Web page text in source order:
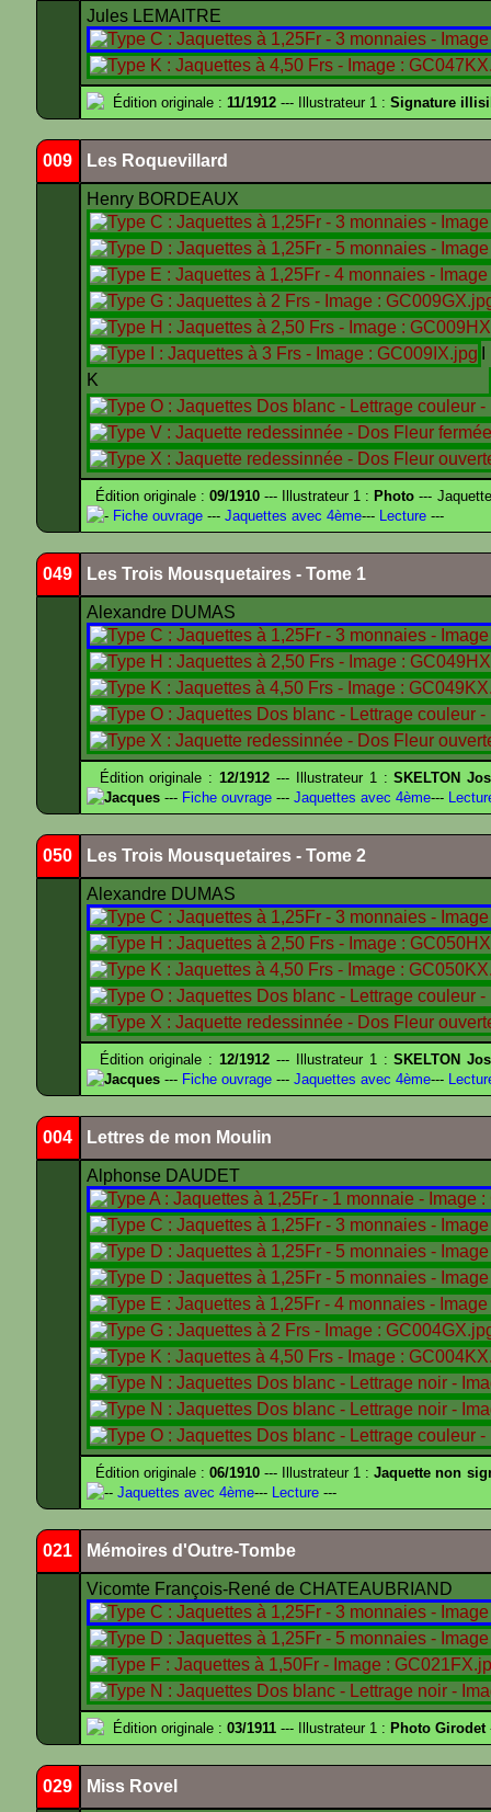
Jules LEMAITRE
Édition originale : 11/1912 --- Illustrateur 1 : Signature
009 Les Roquevillard
Henry BORDEAUX
K
Édition originale :09/1910 --- Illustrateur 1 : Photo ---
- Fiche ouvrage --- Jaquettes avec 4ème--- Lecture ---
049 Les Trois Mousquetaires - Tome 1
Alexandre DUMAS
Édition originale :12/1912 --- Illustrateur 1 :SKELTON
Jacques --- Fiche ouvrage --- Jaquettes avec 4ème---
050 Les Trois Mousquetaires - Tome 2
Alexandre DUMAS
Édition originale :12/1912 --- Illustrateur 1 :SKELTON
Jacques --- Fiche ouvrage --- Jaquettes avec 4ème---
004 Lettres de mon Moulin
Alphonse DAUDET
Édition originale :06/1910 --- Illustrateur 1 :Jaquette non
-- Jaquettes avec 4ème--- Lecture ---
021 Mémoires d'Outre-Tombe
Vicomte François-René de CHATEAUBRIAND
Édition originale : 03/1911 --- Illustrateur 1 : Photo Girodet
029 Miss Rovel